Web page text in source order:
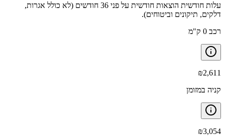
עלות חודשית הוצאות חודשית על פני 36 חודשים (לא כולל אגרות,
דלקים, תיקונים וביטוחים).
רכב 0 ק"מ
₪2,611
קניה במזומן
₪3,054